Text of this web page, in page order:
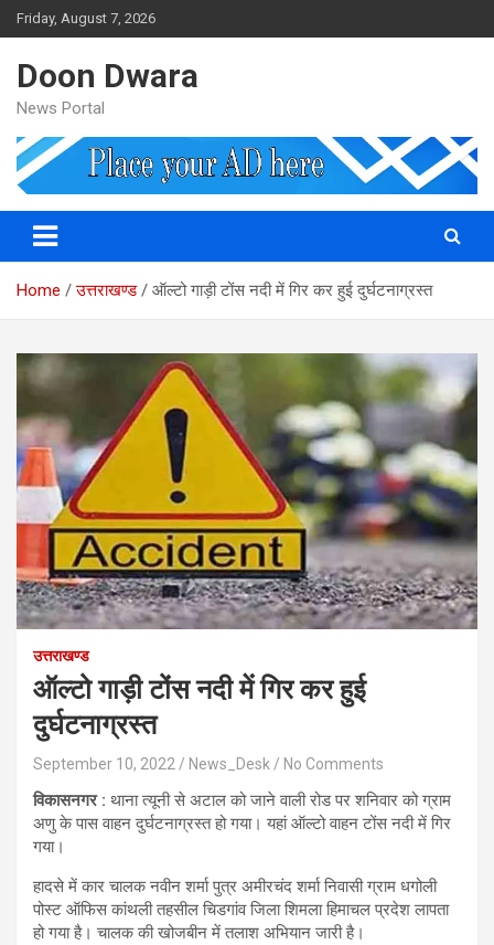
Skip
to
Friday, August 7, 2026
Doon Dwara
News Portal
Home उत्तराखण्ड ऑल्टो गाड़ी टोंस नदी में गिर कर हुई दुर्घटनाग्रस्त
उत्तराखण्ड
ऑल्टो गाड़ी टोंस नदी में गिर कर हुई
दुर्घटनाग्रस्त
September 10, 2022 News_Desk No Comments
विकासनगर : थाना त्यूनी से अटाल को जाने वाली रोड पर शनिवार को ग्राम
अणु के पास वाहन दुर्घटनाग्रस्त हो गया। यहां ऑल्टो वाहन टोंस नदी में गिर
गया।
हादसे में कार चालक नवीन शर्मा पुत्र अमीरचंद शर्मा निवासी ग्राम धगोली
पोस्ट ऑफिस कांथली तहसील चिडगांव जिला शिमला हिमाचल प्रदेश लापता
हो गया है। चालक की खोजबीन में तलाश अभियान जारी है।